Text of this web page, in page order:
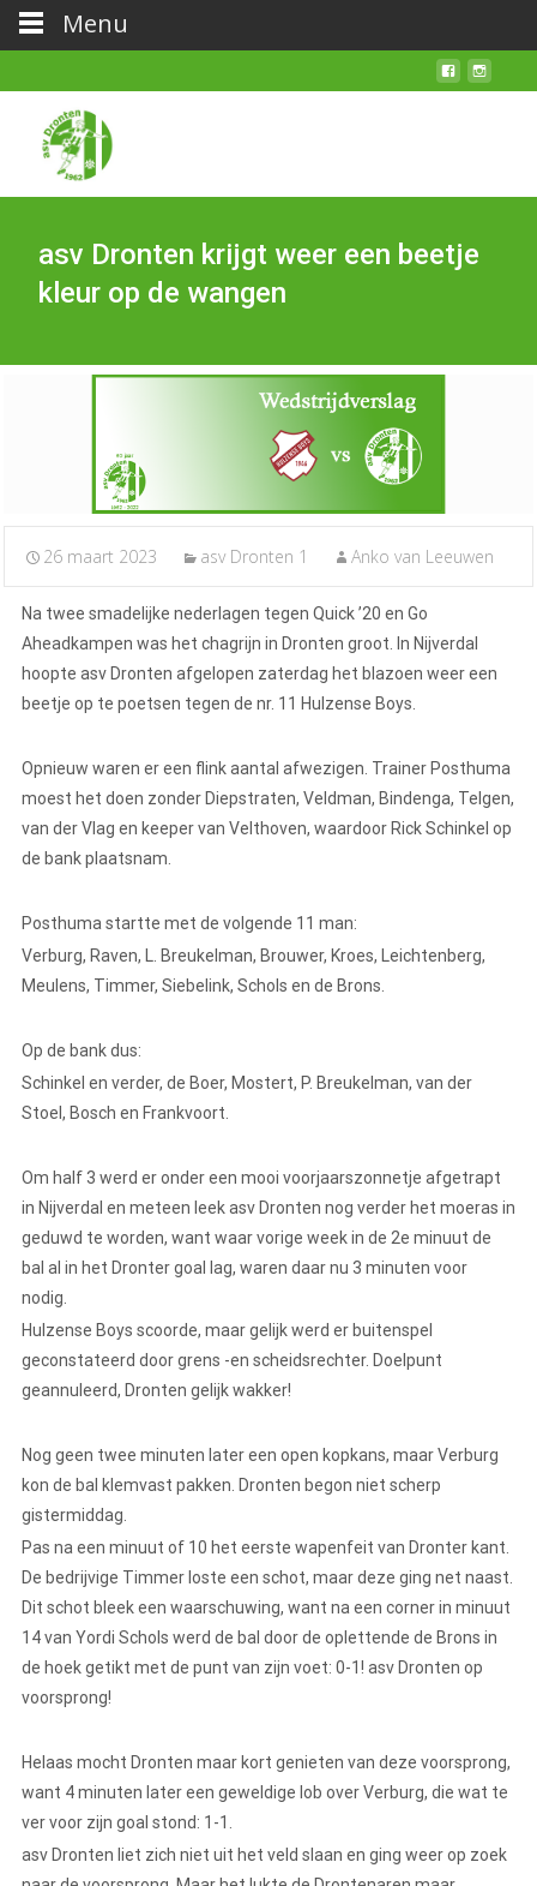
asv Dronten krijgt weer een beetje
kleur op de wangen
26 maart 2023 asv Dronten 1 Anko van Leeuwen
Na twee smadelijke nederlagen tegen Quick ’20 en Go
Aheadkampen was het chagrijn in Dronten groot. In Nijverdal
hoopte asv Dronten afgelopen zaterdag het blazoen weer een
beetje op te poetsen tegen de nr. 11 Hulzense Boys.
Opnieuw waren er een flink aantal afwezigen. Trainer Posthuma
moest het doen zonder Diepstraten, Veldman, Bindenga, Telgen,
van der Vlag en keeper van Velthoven, waardoor Rick Schinkel op
de bank plaatsnam.
Posthuma startte met de volgende 11 man:
Verburg, Raven, L. Breukelman, Brouwer, Kroes, Leichtenberg,
Meulens, Timmer, Siebelink, Schols en de Brons.
Op de bank dus:
Schinkel en verder, de Boer, Mostert, P. Breukelman, van der
Stoel, Bosch en Frankvoort.
Om half 3 werd er onder een mooi voorjaarszonnetje afgetrapt
in Nijverdal en meteen leek asv Dronten nog verder het moeras in
geduwd te worden, want waar vorige week in de 2e minuut de
bal al in het Dronter goal lag, waren daar nu 3 minuten voor
nodig.
Hulzense Boys scoorde, maar gelijk werd er buitenspel
geconstateerd door grens -en scheidsrechter. Doelpunt
geannuleerd, Dronten gelijk wakker!
Nog geen twee minuten later een open kopkans, maar Verburg
kon de bal klemvast pakken. Dronten begon niet scherp
gistermiddag.
Pas na een minuut of 10 het eerste wapenfeit van Dronter kant.
De bedrijvige Timmer loste een schot, maar deze ging net naast.
Dit schot bleek een waarschuwing, want na een corner in minuut
14 van Yordi Schols werd de bal door de oplettende de Brons in
de hoek getikt met de punt van zijn voet: 0-1! asv Dronten op
voorsprong!
Helaas mocht Dronten maar kort genieten van deze voorsprong,
want 4 minuten later een geweldige lob over Verburg, die wat te
ver voor zijn goal stond: 1-1.
asv Dronten liet zich niet uit het veld slaan en ging weer op zoek
Menu